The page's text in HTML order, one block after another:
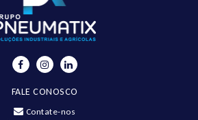
FALE CONOSCO
Contate-nos